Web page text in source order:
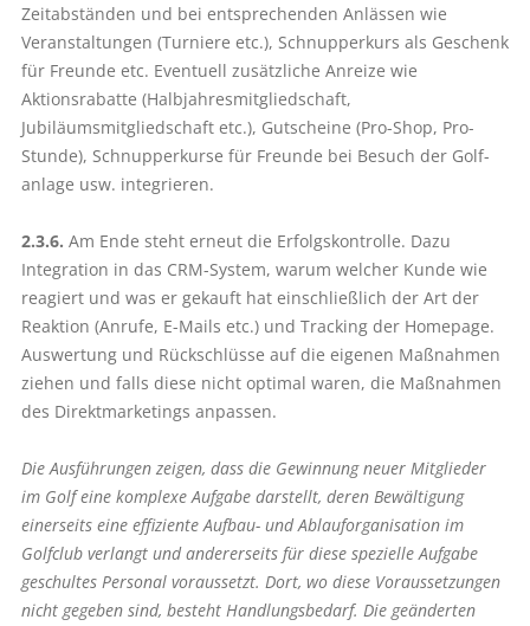
Zeitabständen und bei entsprechenden Anlässen wie
Veranstaltungen (Turniere etc.), Schnupperkurs als Geschenk
für Freunde etc. Eventuell zusätzliche Anreize wie
Aktionsrabatte (Halbjahresmitgliedschaft,
Jubiläumsmitgliedschaft etc.), Gutscheine (Pro-Shop, Pro-
Stunde), Schnupperkurse für Freunde bei Besuch der Golf­
anlage usw. integrieren.
2.3.6. Am Ende steht erneut die Erfolgskontrolle. Dazu
Integration in das CRM-System, warum welcher Kunde wie
reagiert und was er gekauft hat einschließlich der Art der
Reaktion (Anrufe, E-Mails etc.) und Tracking der Homepage.
Auswertung und Rückschlüsse auf die eigenen Maßnahmen
ziehen und falls diese nicht optimal waren, die Maßnahmen
des Direktmarketings anpassen.
Die Ausführungen zeigen, dass die Gewinnung neuer Mitglieder
im Golf eine komplexe Aufgabe darstellt, deren Bewältigung
einerseits eine effiziente Aufbau- und Ablauforganisation im
Golfclub verlangt und andererseits für diese spezielle Aufgabe
geschultes Personal voraussetzt. Dort, wo diese Voraussetzungen
nicht gegeben sind, besteht Handlungsbedarf. Die geänderten